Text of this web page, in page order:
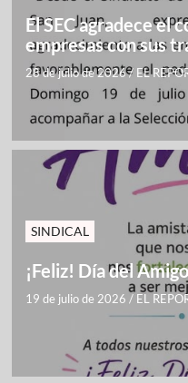
El SEC agradece el
empresas con sus
28 de julio de 2026/ EL
SINDICAL
¡Feliz! Día del Amigo
19 de julio de 2026 / EL